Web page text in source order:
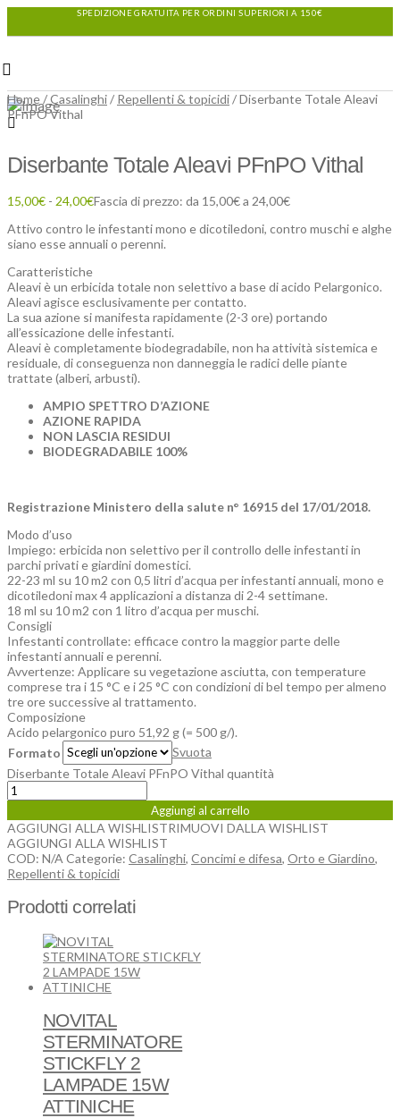
SPEDIZIONE GRATUITA PER ORDINI SUPERIORI A 150€
Home/Casalinghi/ Repellenti & topicidi/ Diserbante Totale Aleavi
PFnPO Vithal
Diserbante Totale Aleavi PFnPO Vithal
15,00€ - 24,00€Fascia di prezzo: da 15,00€ a 24,00€
Attivo contro le infestanti mono e dicotiledoni, contro muschi e alghe
siano esse annuali o perenni.
Caratteristiche
Aleavi è un erbicida totale non selettivo a base di acido Pelargonico.
Aleavi agisce esclusivamente per contatto.
La sua azione si manifesta rapidamente (2-3 ore) portando
all’essicazione delle infestanti.
Aleavi è completamente biodegradabile, non ha attività sistemica e
residuale, di conseguenza non danneggia le radici delle piante
trattate (alberi, arbusti).
AMPIO SPETTRO D’AZIONE
AZIONE RAPIDA
NON LASCIA RESIDUI
BIODEGRADABILE 100%
Registrazione Ministero della salute n° 16915 del 17/01/2018.
Modo d’uso
Impiego: erbicida non selettivo per il controllo delle infestanti in
parchi privati e giardini domestici.
22-23 ml su 10 m2 con 0,5 litri d’acqua per infestanti annuali, mono e
dicotiledoni max 4 applicazioni a distanza di 2-4 settimane.
18 ml su 10 m2 con 1 litro d’acqua per muschi.
Consigli
Infestanti controllate: efficace contro la maggior parte delle
infestanti annuali e perenni.
Avvertenze: Applicare su vegetazione asciutta, con temperature
comprese tra i 15 °C e i 25 °C con condizioni di bel tempo per almeno
tre ore successive al trattamento.
Composizione
Acido pelargonico puro 51,92 g (= 500 g/).
Formato
Svuota
Diserbante Totale Aleavi PFnPO Vithal quantità
Aggiungi al carrello
AGGIUNGI ALLA WISHLISTRIMUOVI DALLA WISHLIST
AGGIUNGI ALLA WISHLIST
COD: N/A Categorie: Casalinghi, Concimi e difesa, Orto e Giardino,
Repellenti & topicidi
Prodotti correlati
NOVITAL
STERMINATORE
STICKFLY 2
LAMPADE 15W
ATTINICHE